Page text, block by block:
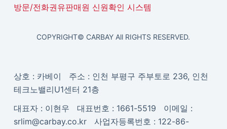
방문/전화권유판매원 신원확인 시스템
COPYRIGHT© CARBAY All RIGHTS RESERVED.
상호 : 카베이 주소 : 인천 부평구 주부토로 236, 인천
테크노밸리U1센터 21층
대표자 : 이현우 대표번호 : 1661-5519 이메일 :
srlim@carbay.co.kr 사업자등록번호 : 122-86-